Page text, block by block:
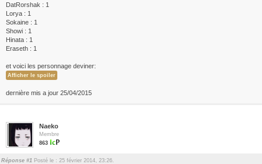
DatRorshak : 1
Lorya : 1
Sokaine : 1
Showi : 1
Hinata : 1
Eraseth : 1
et voici les personnage deviner:
dernière mis a jour 25/04/2015
Naeko
Membre
863
Réponse #1 Posté le : 25 février 2014, 23:26.